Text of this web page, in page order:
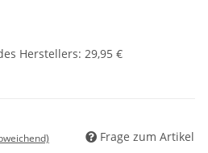
Herstellers: 29,95 €
Frage zum Artikel